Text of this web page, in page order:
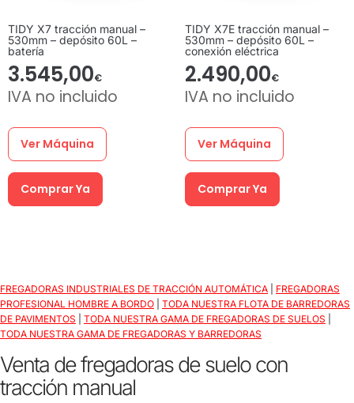
TIDY X7 tracción manual –
530mm – depósito 60L –
batería
3.545,00€
IVA no incluido
Ver Máquina
Comprar Ya
TIDY X7E tracción manual –
530mm – depósito 60L –
conexión eléctrica
2.490,00€
IVA no incluido
Ver Máquina
Comprar Ya
FREGADORAS INDUSTRIALES DE TRACCIÓN AUTOMÁTICA
FREGADORAS
PROFESIONAL HOMBRE A BORDO
TODA NUESTRA FLOTA DE BARREDORAS
DE PAVIMENTOS
TODA NUESTRA GAMA DE FREGADORAS DE SUELOS
TODA NUESTRA GAMA DE FREGADORAS Y BARREDORAS
Venta de fregadoras de suelo con
tracción manual